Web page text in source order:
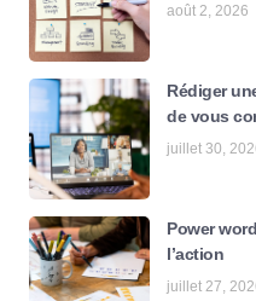
août 2, 2026
Rédiger
de vous
juillet 30,
Power
l’action
juillet 27,